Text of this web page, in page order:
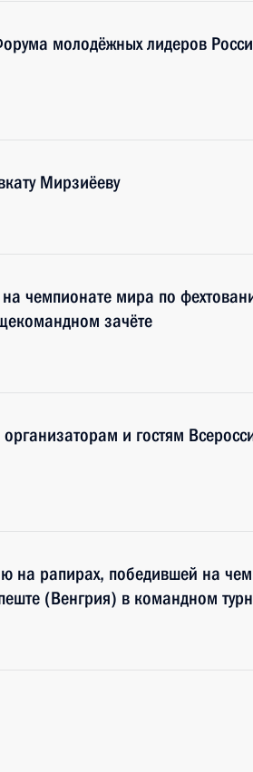
молодёжных лидеров
Мирзиёеву
чемпионате мира по
зачёте
и гостям
на рапирах, победившей на
(Венгрия) в командном